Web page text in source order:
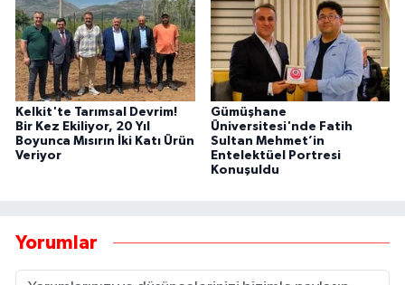
Kelkit'te Tarımsal Devrim!
Bir Kez Ekiliyor, 20 Yıl
Boyunca Mısırın İki Katı Ürün
Veriyor
Gümüşhane
Üniversitesi'nde Fatih
Sultan Mehmet’in
Entelektüel Portresi
Konuşuldu
Yorumlar